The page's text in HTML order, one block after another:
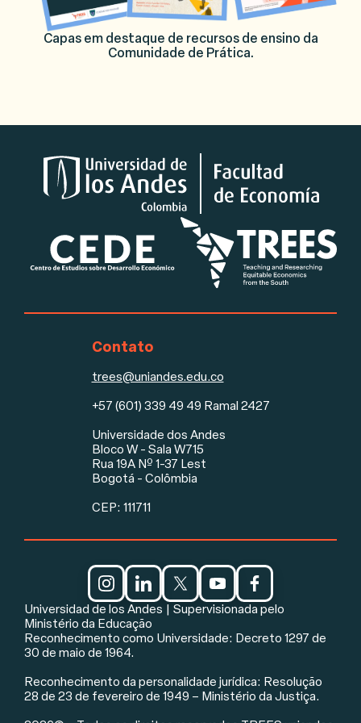
Capas em destaque de recursos de ensino da
Comunidade de Prática.
Rodapé
Logotipos
Contato
trees@uniandes.edu.co
+57 (601) 339 49 49 Ramal 2427
Universidade dos Andes
Bloco W - Sala W715
Rua 19A Nº 1-37 Lest
Bogotá - Colômbia
CEP: 111711
Redes sociais e aviso legal
Universidad de los Andes | Supervisionada pelo
Ministério da Educação
Reconhecimento como Universidade: Decreto 1297 de
30 de maio de 1964.
Reconhecimento da personalidade jurídica: Resolução
28 de 23 de fevereiro de 1949 – Ministério da Justiça.